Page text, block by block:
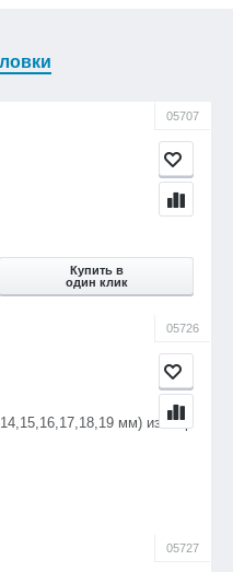
05707
Купить в
один клик
05726
мм) изолир
05727